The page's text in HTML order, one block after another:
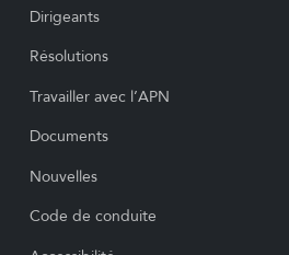
Dirigeants
Résolutions
Travailler avec l’APN
Documents
Nouvelles
Code de conduite